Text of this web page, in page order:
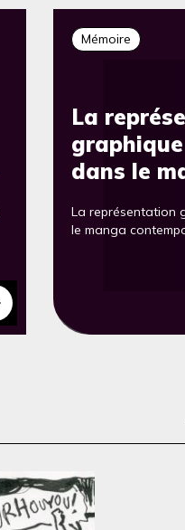
Mémoire
La
dans le
La représentation
le manga